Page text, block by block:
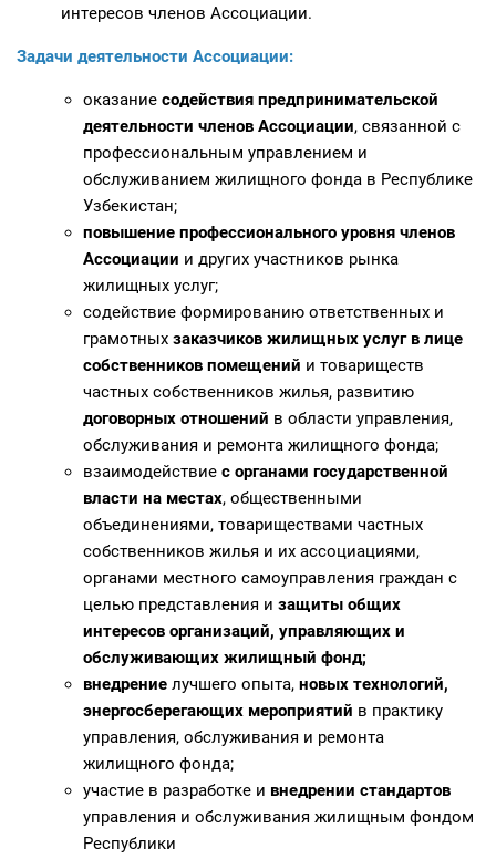
интересов членов Ассоциации.
Задачи деятельности Ассоциации:
оказание содействия предпринимательской
деятельности членов Ассоциации, связанной с
профессиональным управлением и
обслуживанием жилищного фонда в Республике
Узбекистан;
повышение профессионального уровня членов
Ассоциации и других участников рынка
жилищных услуг;
содействие формированию ответственных и
грамотных заказчиков жилищных услуг в лице
собственников помещений и товариществ
частных собственников жилья, развитию
договорных отношений в области управления,
обслуживания и ремонта жилищного фонда;
взаимодействие с органами государственной
власти на местах, общественными
объединениями, товариществами частных
собственников жилья и их ассоциациями,
органами местного самоуправления граждан с
целью представления и защиты общих
интересов организаций, управляющих и
обслуживающих жилищный фонд;
внедрение лучшего опыта, новых технологий,
энергосберегающих мероприятий в практику
управления, обслуживания и ремонта
жилищного фонда;
участие в разработке и внедрении стандартов
управления и обслуживания жилищным фондом
Республики